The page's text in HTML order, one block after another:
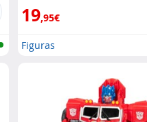
19,95€
Figuras